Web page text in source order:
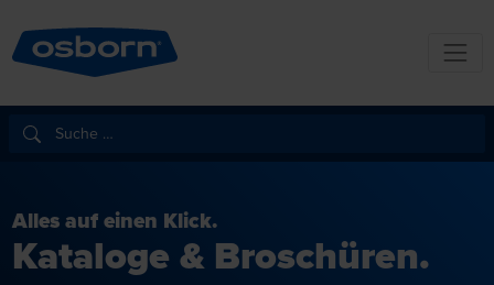
Alles auf einen Klick.
Kataloge & Broschüren.